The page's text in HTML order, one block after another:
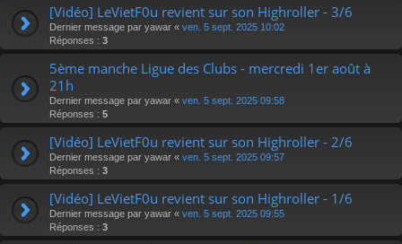
[Vidéo] LeVietF0u revient sur son Highroller - 3/6
Dernier message par yawar « ven. 5 sept. 2025 10:02
Réponses : 3
5ème manche Ligue des Clubs - mercredi 1er août à
21h
Dernier message par yawar « ven. 5 sept. 2025 09:58
Réponses : 5
[Vidéo] LeVietF0u revient sur son Highroller - 2/6
Dernier message par yawar « ven. 5 sept. 2025 09:57
Réponses : 3
[Vidéo] LeVietF0u revient sur son Highroller - 1/6
Dernier message par yawar « ven. 5 sept. 2025 09:55
Réponses : 3